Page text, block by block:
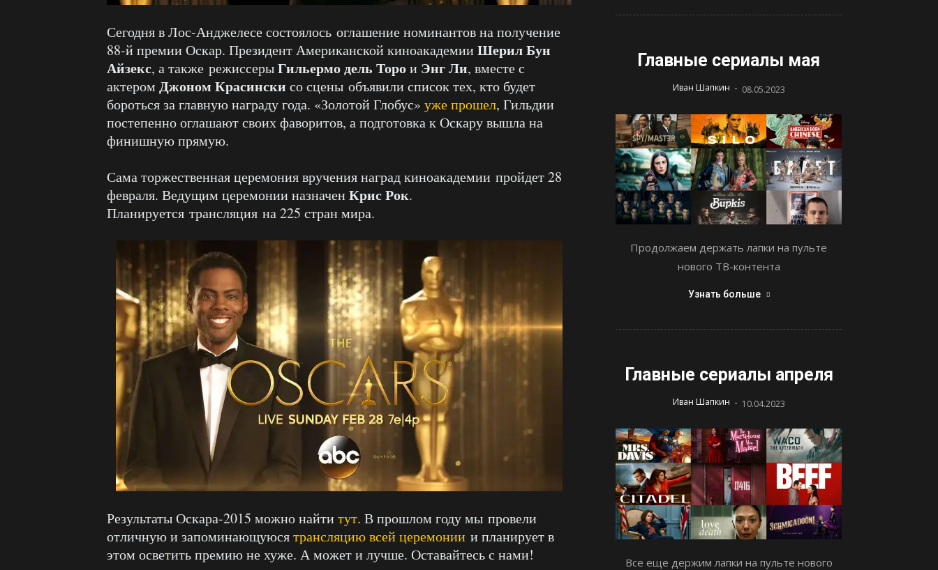
Сегодня в Лос-Анджелесе состоялось оглашение номинантов на получение
88-й премии Оскар. Президент Американской киноакадемии Шерил Бун
Айзекс, а также режиссерыГильермо дель Торои Энг Ли, вместе с
актером Джоном Красински со сцены объявили список тех, кто будет
бороться за главную награду года. «Золотой Глобус» уже прошел, Гильдии
постепенно оглашают своих фаворитов, а подготовка к Оскару вышла на
финишную прямую.
Сама торжественная церемония вручения наград киноакадемии пройдет 28
февраля. Ведущим церемонии назначен Крис Рок.
Планируется трансляция на 225 стран мира.
Результаты Оскара-2015 можно найти тут. В прошлом году мы провели
отличную и запоминающуюсятрансляцию всей церемонии и планирует в
этом осветить премию не хуже. А может и лучше. Оставайтесь с нами!
Главные сериалы мая
Иван Шапкин - 08.05.2023
Продолжаем держать лапки на пульте
нового ТВ-контента
Узнать больше
Главные сериалы апреля
Иван Шапкин - 10.04.2023
Все еще держим лапки на пульте нового